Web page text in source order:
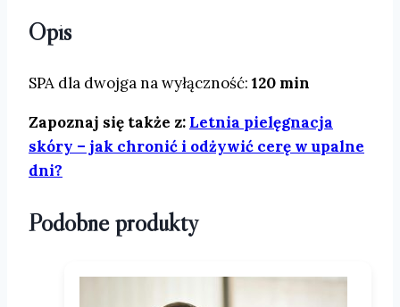
Opis
SPA dla dwojga na wyłączność: 120 min
Zapoznaj się także z: Letnia pielęgnacja
skóry – jak chronić i odżywić cerę w upalne
dni?
Podobne produkty